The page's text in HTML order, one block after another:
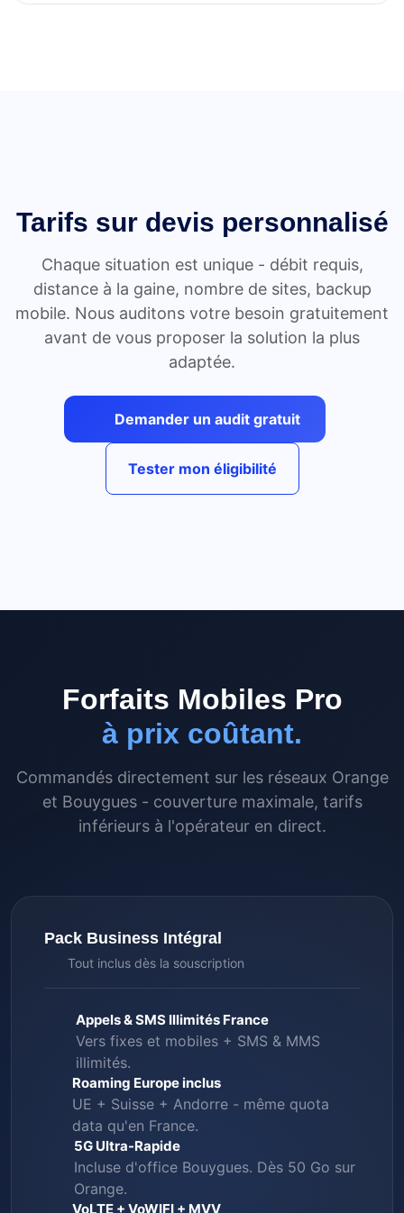
Tarifs sur devis personnalisé
Chaque situation est unique - débit requis,
distance à la gaine, nombre de sites, backup
mobile. Nous auditons votre besoin gratuitement
avant de vous proposer la solution la plus
adaptée.
Demander un audit gratuit
Tester mon éligibilité
Forfaits Mobiles Pro
à prix coûtant.
Commandés directement sur les réseaux Orange
et Bouygues - couverture maximale, tarifs
inférieurs à l'opérateur en direct.
Pack Business Intégral
Tout inclus dès la souscription
Appels & SMS Illimités France
Vers fixes et mobiles + SMS & MMS
illimités.
Roaming Europe inclus
UE + Suisse + Andorre - même quota
data qu'en France.
5G Ultra-Rapide
Incluse d'office Bouygues. Dès 50 Go sur
Orange.
VoLTE + VoWIFI + MVV